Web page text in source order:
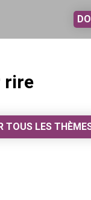
rire
TOUS LES